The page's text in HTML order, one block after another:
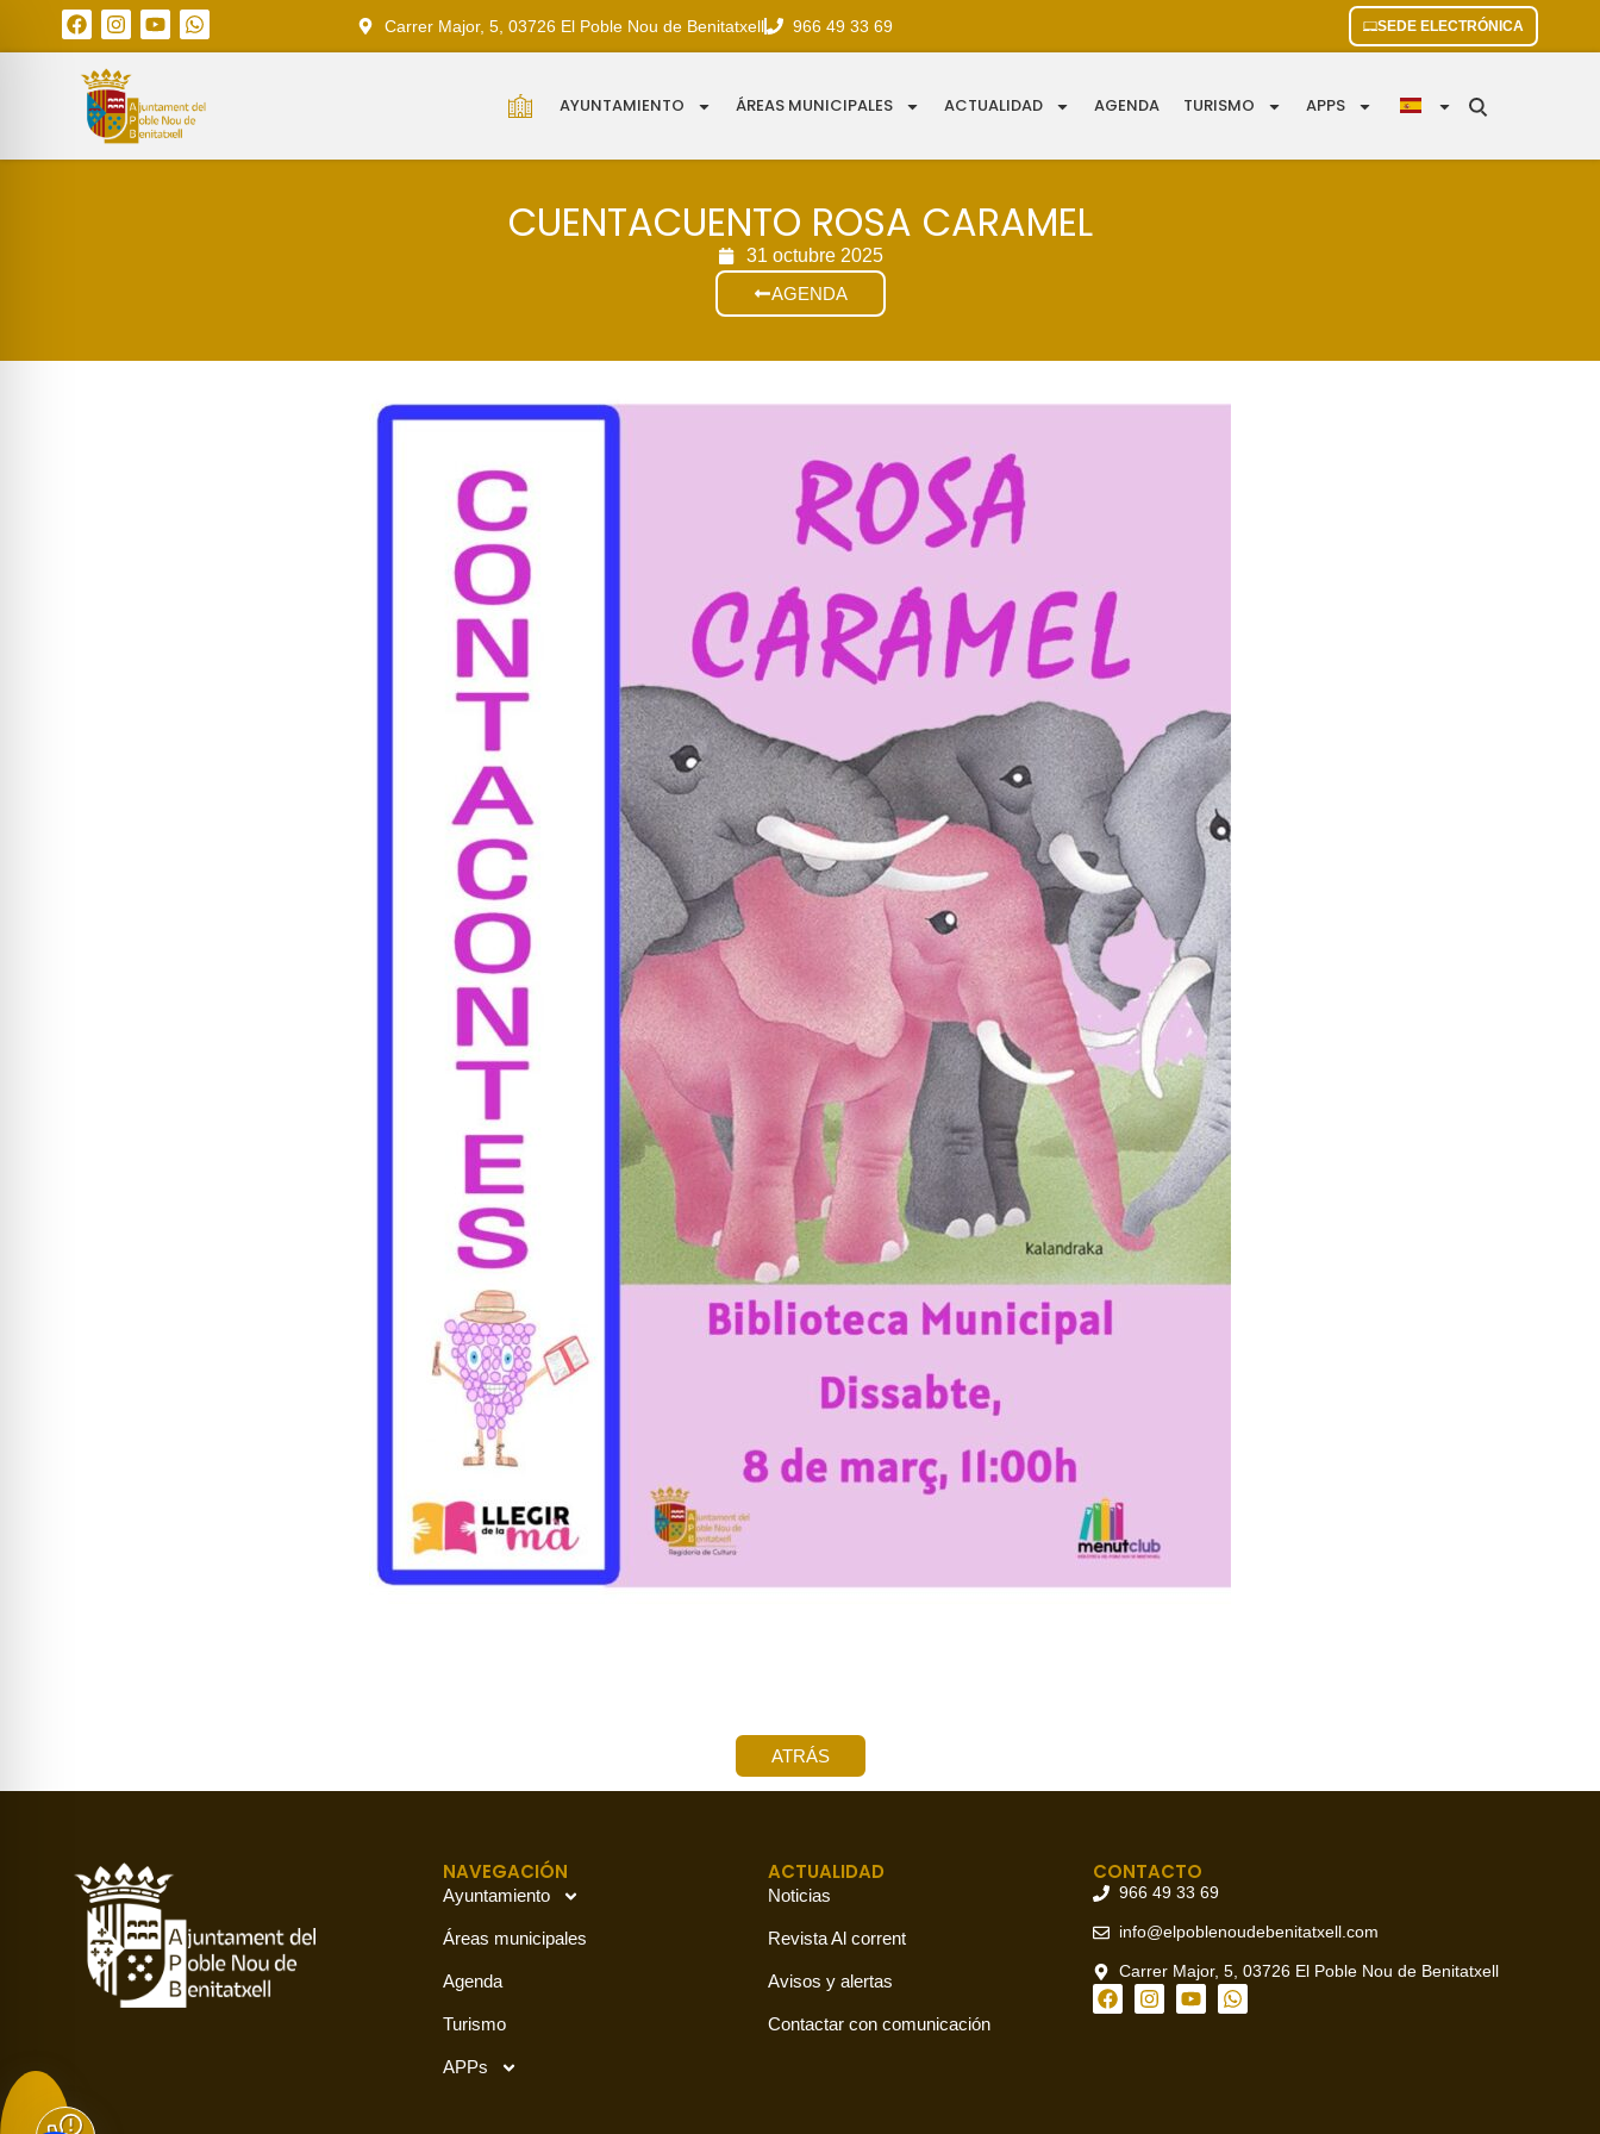
Carrer Major, 5, 03726 El Poble Nou de Benitatxell 966 49 33 69 SEDE ELECTRÓNICA
AYUNTAMIENTO ÁREAS MUNICIPALES ACTUALIDAD AGENDA TURISMO APPS
CUENTACUENTO ROSA CARAMEL
31 octubre 2025
AGENDA
ATRÁS
NAVEGACIÓN
Ayuntamiento
Áreas municipales
Agenda
Turismo
APPs
ACTUALIDAD
Noticias
Revista Al corrent
Avisos y alertas
Contactar con comunicación
CONTACTO
966 49 33 69
info@elpoblenoudebenitatxell.com
Carrer Major, 5, 03726 El Poble Nou de Benitatxell